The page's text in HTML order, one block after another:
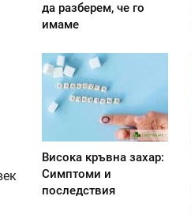
да разберем, че го
имаме
Висока кръвна захар:
Симптоми и
последствия